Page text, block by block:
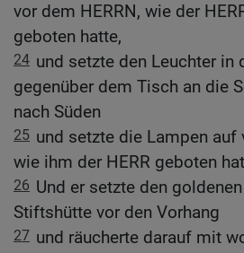
vor dem HERRN, wie der
geboten hatte,
24 und setzte den Leuchter in
gegenüber dem Tisch an die
nach Süden
25 und setzte die Lampen auf
wie ihm der HERR geboten
26 Und er setzte den
Stiftshütte vor den Vorhang
27 und räucherte darauf mit